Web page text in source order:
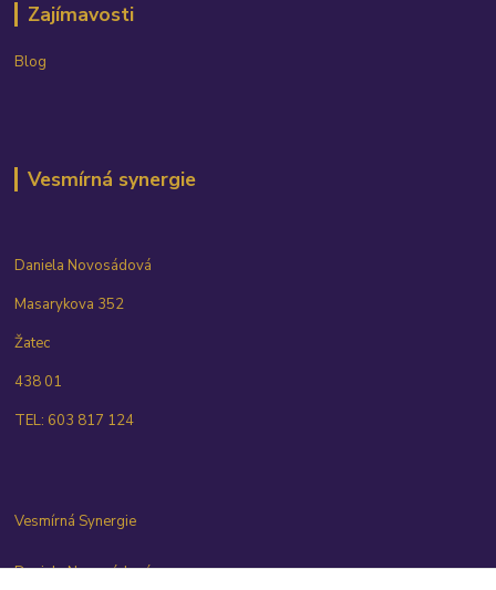
Zajímavosti
Blog
Vesmírná synergie
Daniela Novosádová
Masarykova 352
Žatec
438 01
TEL: 603 817 124
Vesmírná Synergie
Daniela Novosádová